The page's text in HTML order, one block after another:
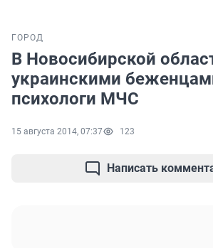
ГОРОД
В Новосибирской
украинскими
психологи МЧС
15 августа 2014, 07:37 123
Написать